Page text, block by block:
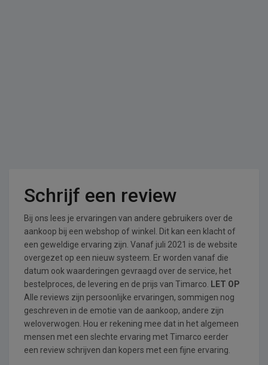
Schrijf een review
Bij ons lees je ervaringen van andere gebruikers over de
aankoop bij een webshop of winkel. Dit kan een klacht of
een geweldige ervaring zijn. Vanaf juli 2021 is de website
overgezet op een nieuw systeem. Er worden vanaf die
datum ook waarderingen gevraagd over de service, het
bestelproces, de levering en de prijs van Timarco.
LET OP
Alle reviews zijn persoonlijke ervaringen, sommigen nog
geschreven in de emotie van de aankoop, andere zijn
weloverwogen. Hou er rekening mee dat in het algemeen
mensen met een slechte ervaring met Timarco eerder
een review schrijven dan kopers met een fijne ervaring.